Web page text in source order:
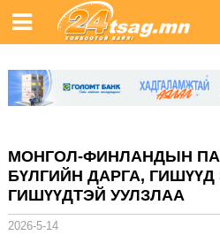
МОНГОЛ-ФИНЛАНДЫН
БҮЛГИЙН ДАРГА,
ГИШҮҮДТЭЙ УУЛЗЛАА
2026-5-14